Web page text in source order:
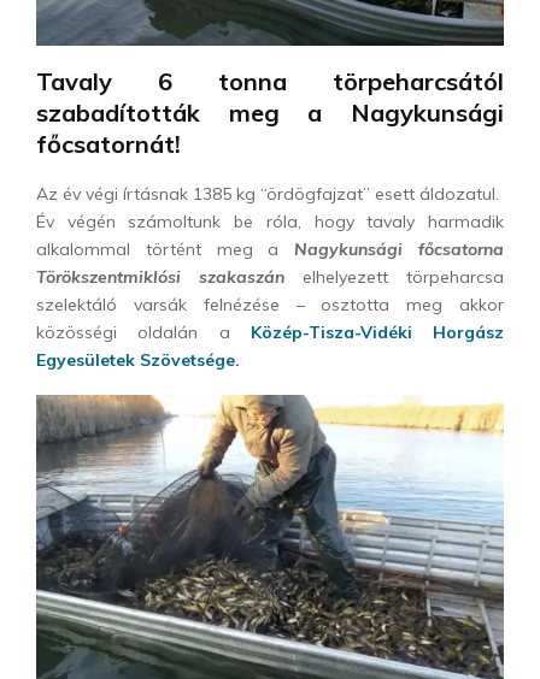
Tavaly 6 tonna törpeharcsától
szabadították meg a Nagykunsági
főcsatornát!
Az év végi írtásnak 1385 kg “ördögfajzat” esett áldozatul.
Év végén számoltunk be róla, hogy tavaly harmadik
alkalommal történt meg a Nagykunsági főcsatorna
Törökszentmiklósi szakaszán elhelyezett törpeharcsa
szelektáló varsák felnézése – osztotta meg akkor
közösségi oldalán a Közép-Tisza-Vidéki Horgász
Egyesületek Szövetsége.